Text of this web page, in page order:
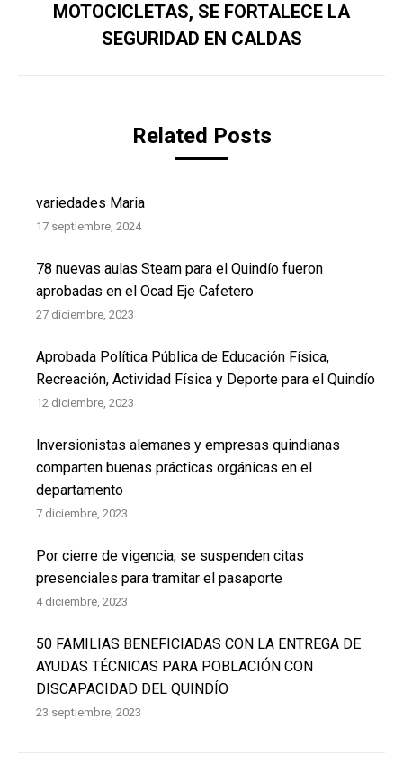
Publicación
siguiente:
MOTOCICLETAS, SE FORTALECE LA
SEGURIDAD EN CALDAS
Related Posts
variedades Maria
17 septiembre, 2024
78 nuevas aulas Steam para el Quindío fueron
aprobadas en el Ocad Eje Cafetero
27 diciembre, 2023
Aprobada Política Pública de Educación Física,
Recreación, Actividad Física y Deporte para el Quindío
12 diciembre, 2023
Inversionistas alemanes y empresas quindianas
comparten buenas prácticas orgánicas en el
departamento
7 diciembre, 2023
Por cierre de vigencia, se suspenden citas
presenciales para tramitar el pasaporte
4 diciembre, 2023
50 FAMILIAS BENEFICIADAS CON LA ENTREGA DE
AYUDAS TÉCNICAS PARA POBLACIÓN CON
DISCAPACIDAD DEL QUINDÍO
23 septiembre, 2023